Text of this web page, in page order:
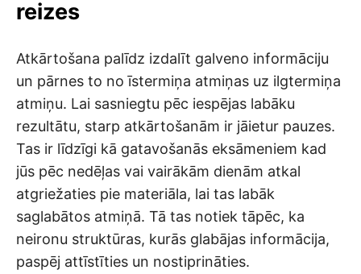
reizes
Atkārtošana palīdz izdalīt galveno informāciju
un pārnes to no īstermiņa atmiņas uz ilgtermiņa
atmiņu. Lai sasniegtu pēc iespējas labāku
rezultātu, starp atkārtošanām ir jāietur pauzes.
Tas ir līdzīgi kā gatavošanās eksāmeniem kad
jūs pēc nedēļas vai vairākām dienām atkal
atgriežaties pie materiāla, lai tas labāk
saglabātos atmiņā. Tā tas notiek tāpēc, ka
neironu struktūras, kurās glabājas informācija,
paspēj attīstīties un nostiprināties.